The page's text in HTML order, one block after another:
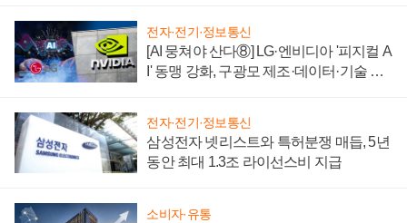
전자·전기·정보통신
[AI 뭉쳐야 산다⑧] LG·엔비디아 '피지컬 A
I' 동맹 강화, 구광모 제조·데이터·기술 결
전자·전기·정보통신
삼성전자 넷리스트와 특허분쟁 매듭, 5년
동안 최대 1.3조 라이선스비 지급
소비자·유통